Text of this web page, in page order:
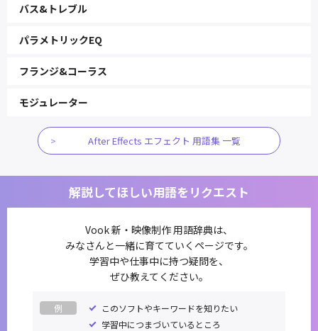
バス&トレブル
パラメトリックEQ
フランジ&コーラス
モジュレーター
After Effects エフェクト 用語集 一覧
解説してほしい用語をリクエスト
Vook 新・映像制作 用語辞典は、
みなさんと一緒に育てていくページです。
学習中や仕事中に持つ疑問を、
ぜひ教えてください。
例
このソフトやキーワードを知りたい
学習中につまづいているところ